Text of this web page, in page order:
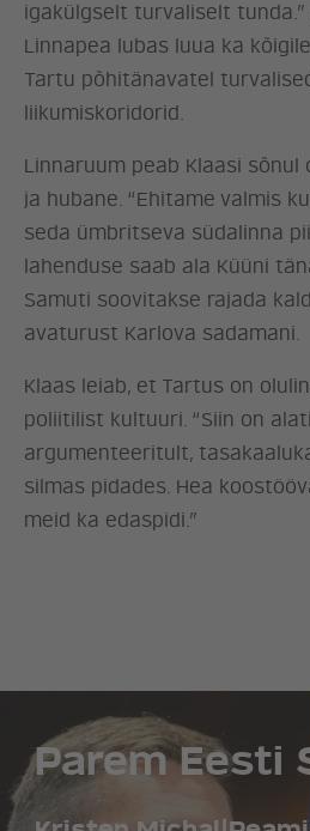
ERAKOND
UUDISED
LÖÖ KAASA
KONTAKT
igakülgselt turvaliselt tunda.”
Linnapea lubas luua ka
Tartu põhitänavatel
liikumiskoridorid.
Linnaruum peab Klaasi
ja hubane. “Ehitame valmis
seda ümbritseva südalinna
lahenduse saab ala Küüni
Samuti soovitakse rajada
avaturust Karlova sadamani.
Klaas leiab, et Tartus on
poliitilist kultuuri. “Siin on
argumenteeritult,
silmas pidades. Hea
meid ka edaspidi.”
Parem Eesti